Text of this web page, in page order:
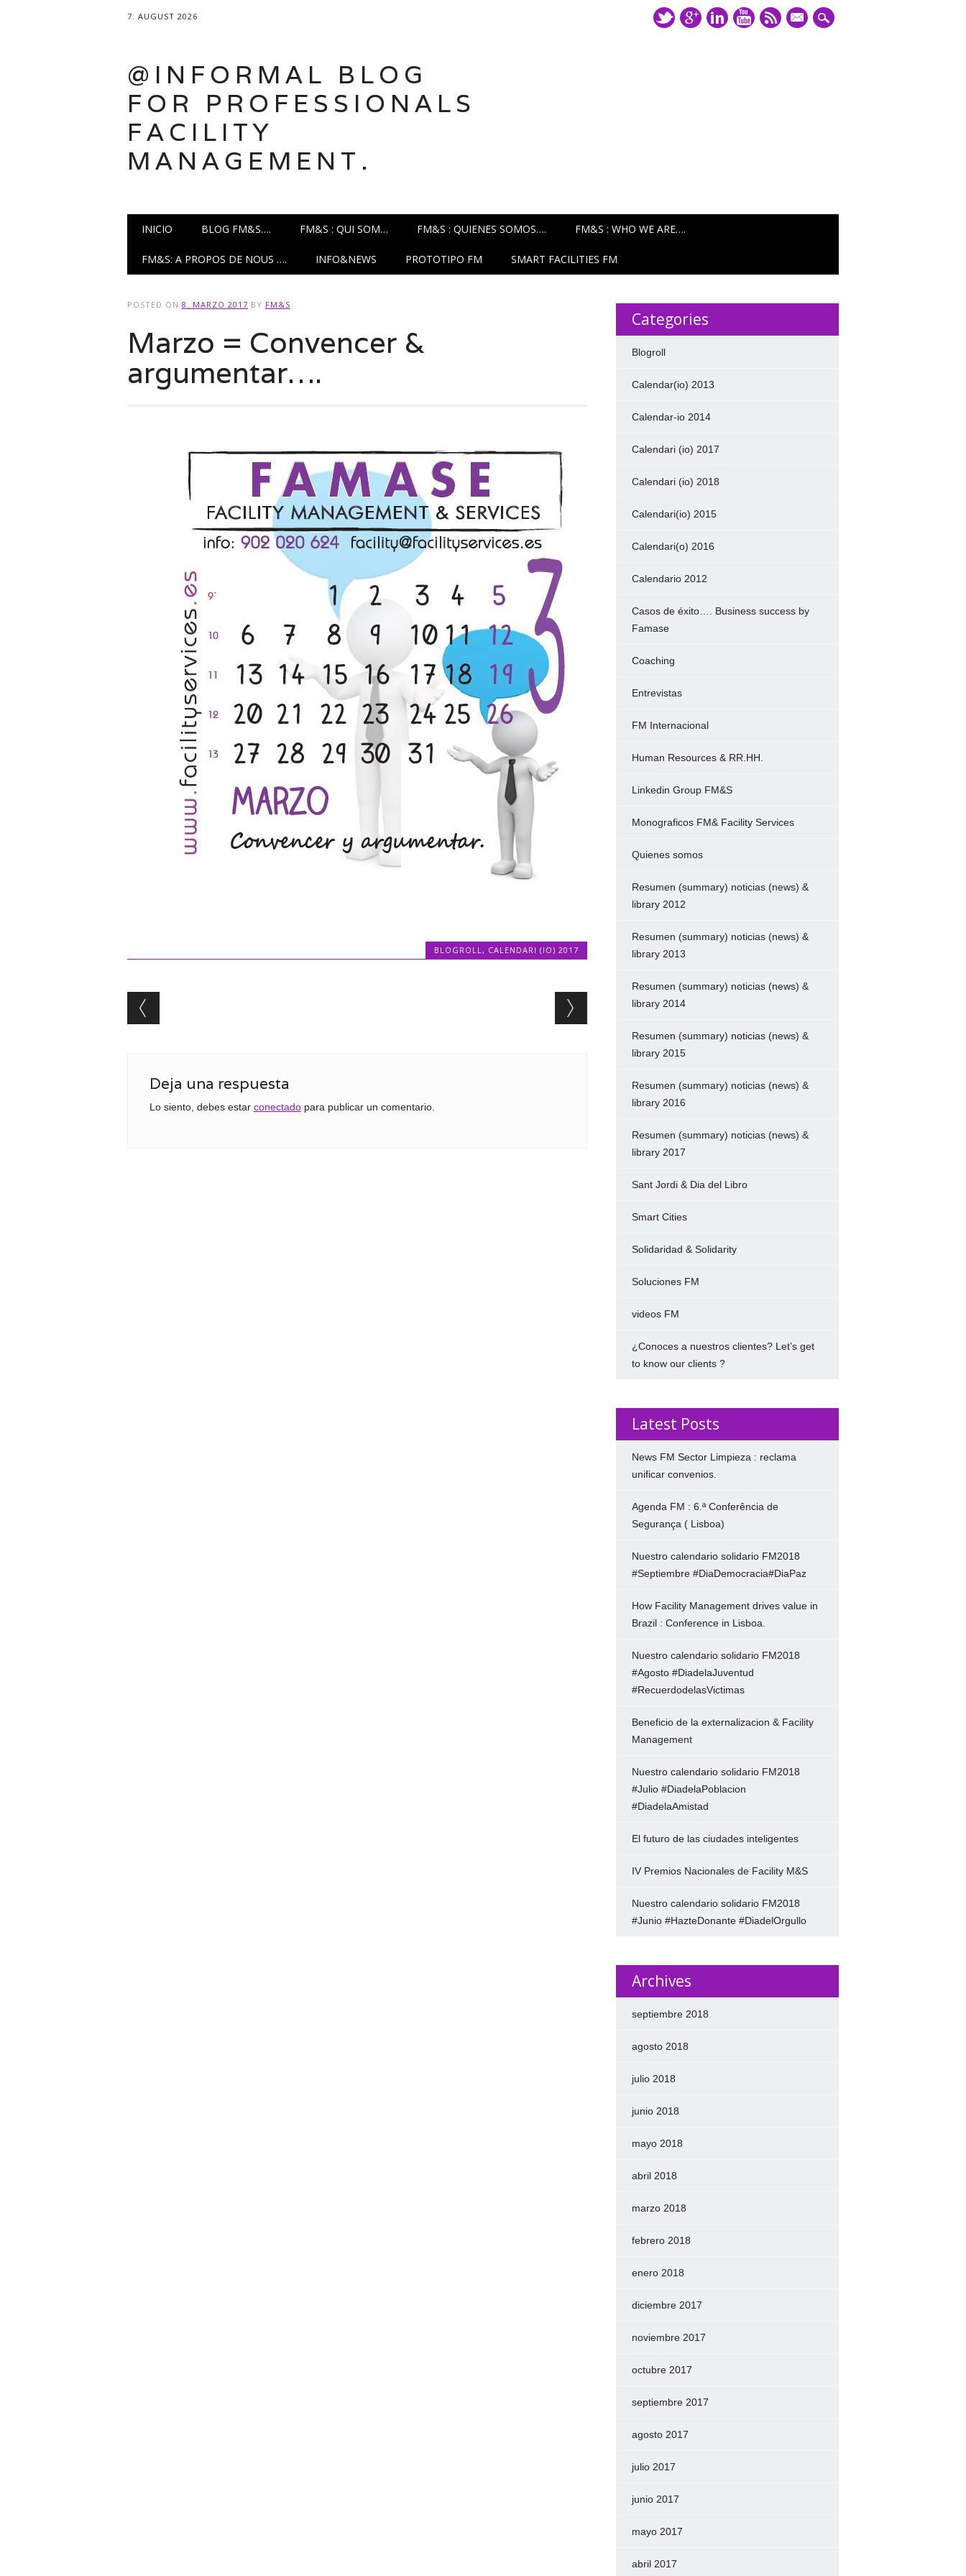
7. AUGUST 2026
mail
@INFORMAL BLOG
FOR PROFESSIONALS
FACILITY
MANAGEMENT.
Main menu
INICIO BLOG FM&S…. FM&S : QUI SOM… FM&S : QUIENES SOMOS…. FM&S : WHO WE ARE….
FM&S: A PROPOS DE NOUS …. INFO&NEWS PROTOTIPO FM SMART FACILITIES FM
POSTED ON 8. MARZO 2017 BY FM&S
Marzo = Convencer &
argumentar….
BLOGROLL, CALENDARI (IO) 2017
Post navigation
Deja una respuesta
Lo siento, debes estar conectadopara publicar un comentario.
Categories
Blogroll
Calendar(io) 2013
Calendar-io 2014
Calendari (io) 2017
Calendari (io) 2018
Calendari(io) 2015
Calendari(o) 2016
Calendario 2012
Casos de éxito…. Business success by
Famase
Coaching
Entrevistas
FM Internacional
Human Resources & RR.HH.
Linkedin Group FM&S
Monograficos FM& Facility Services
Quienes somos
Resumen (summary) noticias (news) &
library 2012
Resumen (summary) noticias (news) &
library 2013
Resumen (summary) noticias (news) &
library 2014
Resumen (summary) noticias (news) &
library 2015
Resumen (summary) noticias (news) &
library 2016
Resumen (summary) noticias (news) &
library 2017
Sant Jordi & Dia del Libro
Smart Cities
Solidaridad & Solidarity
Soluciones FM
videos FM
¿Conoces a nuestros clientes? Let’s get
to know our clients ?
Latest Posts
News FM Sector Limpieza : reclama
unificar convenios.
Agenda FM : 6.ª Conferência de
Segurança ( Lisboa)
Nuestro calendario solidario FM2018
#Septiembre #DiaDemocracia#DiaPaz
How Facility Management drives value in
Brazil : Conference in Lisboa.
Nuestro calendario solidario FM2018
#Agosto #DiadelaJuventud
#RecuerdodelasVictimas
Beneficio de la externalizacion & Facility
Management
Nuestro calendario solidario FM2018
#Julio #DiadelaPoblacion
#DiadelaAmistad
El futuro de las ciudades inteligentes
IV Premios Nacionales de Facility M&S
Nuestro calendario solidario FM2018
#Junio #HazteDonante #DiadelOrgullo
Archives
septiembre 2018
agosto 2018
julio 2018
junio 2018
mayo 2018
abril 2018
marzo 2018
febrero 2018
enero 2018
diciembre 2017
noviembre 2017
octubre 2017
septiembre 2017
agosto 2017
julio 2017
junio 2017
mayo 2017
abril 2017